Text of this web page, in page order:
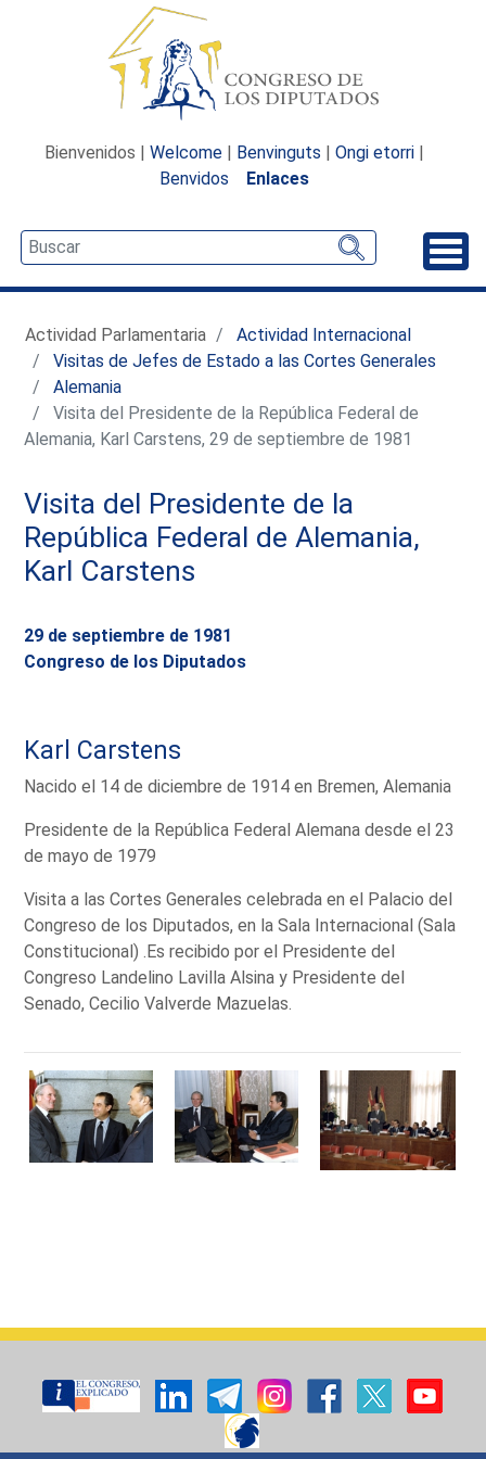
Bienvenidos | Welcome | Benvinguts | Ongi etorri |
Benvidos
Enlaces
Actividad Parlamentaria
Actividad Internacional
Visitas de Jefes de Estado a las Cortes Generales
Alemania
Visita del Presidente de la República Federal de
Alemania, Karl Carstens, 29 de septiembre de 1981
Visita del Presidente de la
República Federal de Alemania,
Karl Carstens
29 de septiembre de 1981
Congreso de los Diputados
Karl Carstens
Nacido el 14 de diciembre de 1914 en Bremen, Alemania
Presidente de la República Federal Alemana desde el 23
de mayo de 1979
Visita a las Cortes Generales celebrada en el Palacio del
Congreso de los Diputados, en la Sala Internacional (Sala
Constitucional) .Es recibido por el Presidente del
Congreso Landelino Lavilla Alsina y Presidente del
Senado, Cecilio Valverde Mazuelas.